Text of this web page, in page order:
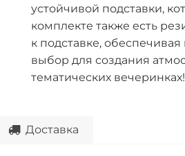
устойчивой подставки,
комплекте также есть
к подставке,
выбор для создания
тематических вечеринках!
Доставка